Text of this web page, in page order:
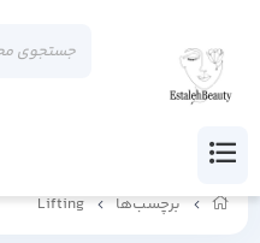
برچسب‌ها Lifting